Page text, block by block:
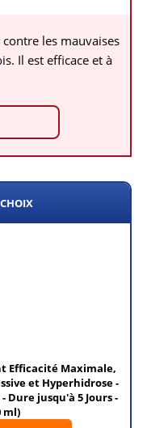
les mauvaises
Il est efficace et à
Efficacité Maximale,
et Hyperhidrose -
Dure jusqu'à 5 Jours -
ml)